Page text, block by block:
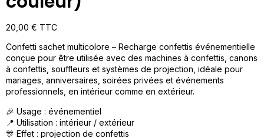
20,00 € TTC
Confetti sachet multicolore – Recharge confettis événementielle
conçue pour être utilisée avec des machines à confettis, canons
à confettis, souffleurs et systèmes de projection, idéale pour
mariages, anniversaires, soirées privées et événements
professionnels, en intérieur comme en extérieur.
🎉 Usage : événementiel
📍 Utilisation : intérieur / extérieur
🎊 Effet : projection de confettis